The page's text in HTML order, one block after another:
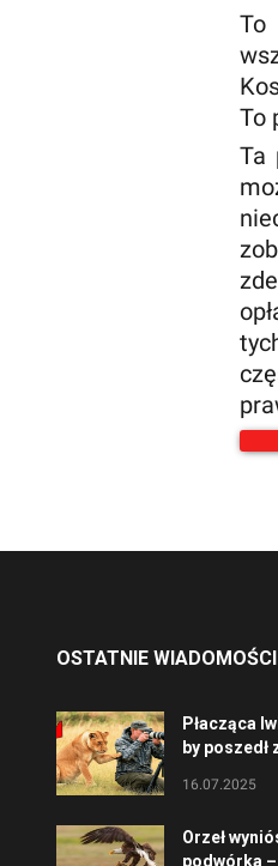
To
To
Ta
OSTATNIE WIADOMOŚCI
Płacząca
by poszedł
16.07.2025
Orzeł
podwórka